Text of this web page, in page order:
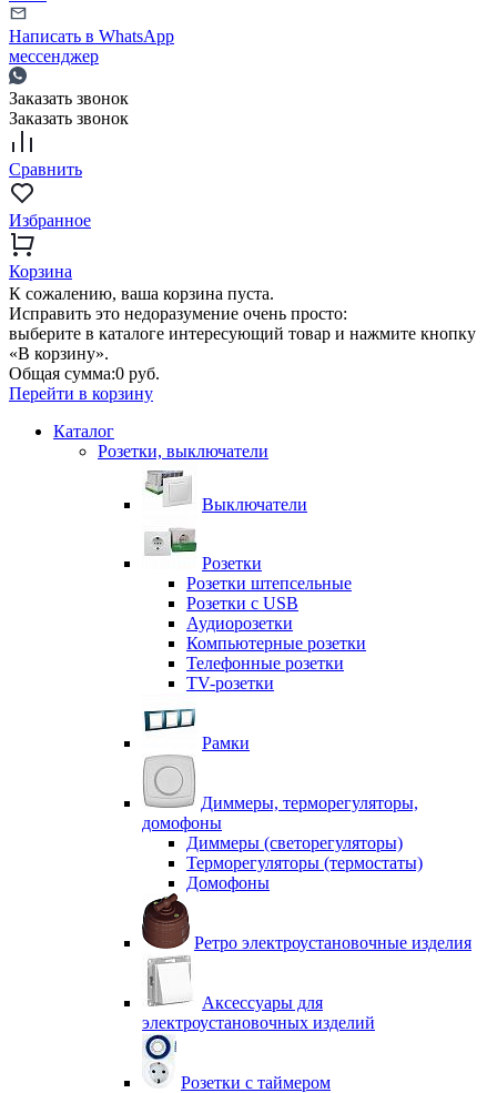
Написать в WhatsApp
мессенджер
Заказать звонок
Заказать звонок
Сравнить
Избранное
Корзина
К сожалению, ваша корзина пуста.
Исправить это недоразумение очень просто:
выберите в каталоге интересующий товар и нажмите кнопку
«В корзину».
Общая сумма:0 руб.
Перейти в корзину
Каталог
Розетки, выключатели
Выключатели
Розетки
Розетки штепсельные
Розетки с USB
Аудиорозетки
Компьютерные розетки
Телефонные розетки
TV-розетки
Рамки
Диммеры, терморегуляторы,
домофоны
Диммеры (светорегуляторы)
Терморегуляторы (термостаты)
Домофоны
Ретро электроустановочные изделия
Аксессуары для
электроустановочных изделий
Розетки с таймером